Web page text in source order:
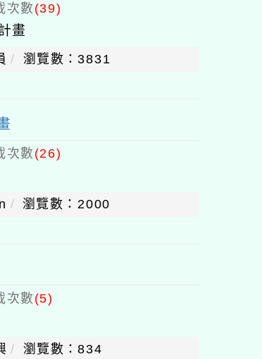
次數(39)
畫
瀏覽數：3831
次數(26)
瀏覽數：2000
次數(5)
瀏覽數：834